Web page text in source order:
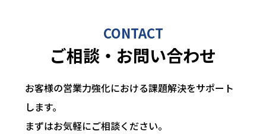
CONTACT
ご相談・お問い合わせ
お客様の営業力強化における課題解決をサポート
します。
まずはお気軽にご相談ください。